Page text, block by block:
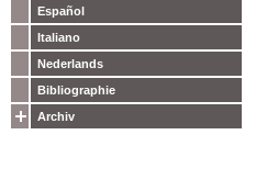
Español
Italiano
Nederlands
Bibliographie
Archiv